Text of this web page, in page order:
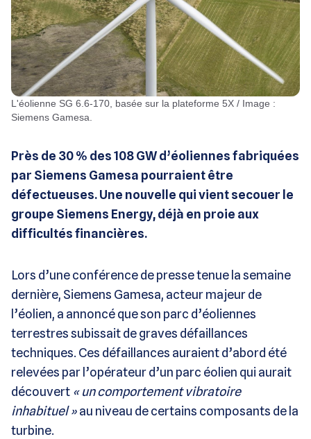
L'éolienne SG 6.6-170, basée sur la plateforme 5X / Image :
Siemens Gamesa.
Près de 30 % des 108 GW d’éoliennes fabriquées
par Siemens Gamesa pourraient être
défectueuses. Une nouvelle qui vient secouer le
groupe Siemens Energy, déjà en proie aux
difficultés financières.
Lors d’une conférence de presse tenue la semaine
dernière, Siemens Gamesa, acteur majeur de
l’éolien, a annoncé que son parc d’éoliennes
terrestres subissait de graves défaillances
techniques. Ces défaillances auraient d’abord été
relevées par l’opérateur d’un parc éolien qui aurait
découvert « un comportement vibratoire
inhabituel »au niveau de certains composants de la
turbine.